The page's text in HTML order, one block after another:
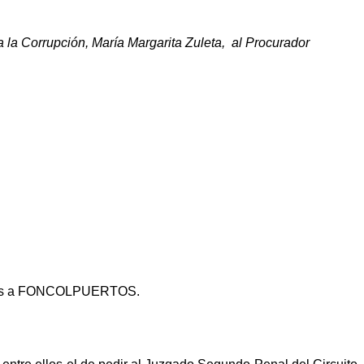
Corrupción, María Margarita Zuleta, al Procurador
a FONCOLPUERTOS.